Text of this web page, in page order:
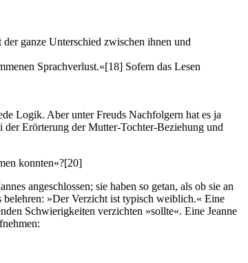
ganze Unterschied zwischen ihnen und
Sprachverlust.«[18] Sofern das Lesen
Logik. Aber unter Freuds Nachfolgern hat es ja
der Erörterung der Mutter-Tochter-Beziehung und
konnten«?[20]
angeschlossen; sie haben so getan, als ob sie an
belehren: »Der Verzicht ist typisch weiblich.« Eine
Schwierigkeiten verzichten »sollte«. Eine Jeanne